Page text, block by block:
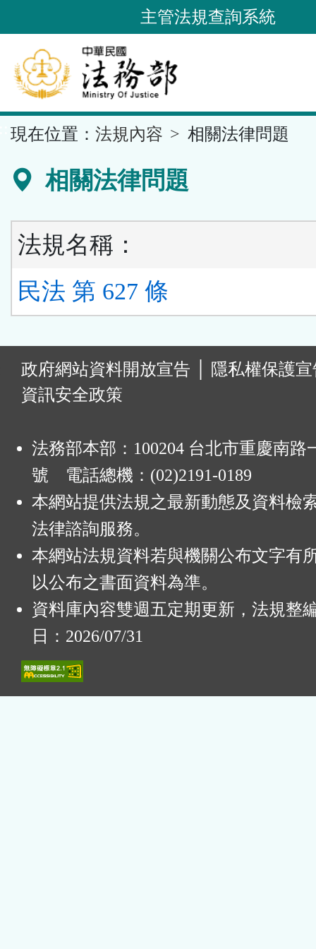
到
要
內
容
區
主管法規查詢系統
現在位置： 法規內容 相關法律問題
相關法律問題
法規名稱：
民法 第 627 條
政府網站資料開放宣告
隱私權保護
資訊安全政策
法務部本部：100204 台北市重慶南路
號 電話總機：(02)2191-0189
本網站提供法規之最新動態及資料檢
法律諮詢服務。
本網站法規資料若與機關公布文字有
以公布之書面資料為準。
資料庫內容雙週五定期更新，法規整
日：2026/07/31